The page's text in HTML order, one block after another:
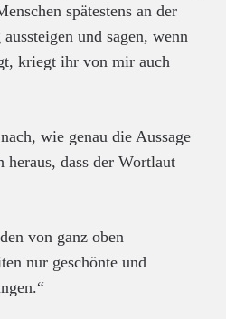
spätestens an der
und sagen, wenn
kriegt ihr von mir auch
wie genau die Aussage
dass der Wortlaut
von ganz oben
nur geschönte und